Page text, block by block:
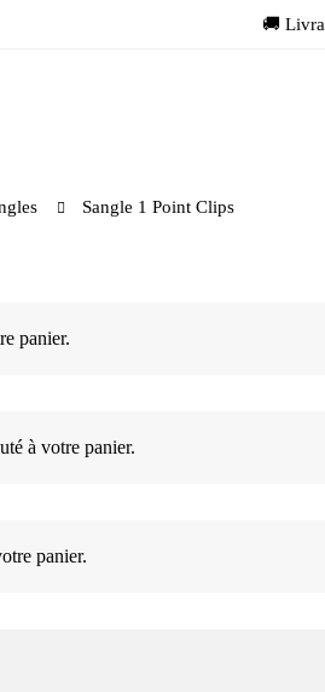
🚚
Sangle 1 Point Clips
panier.
à votre panier.
panier.